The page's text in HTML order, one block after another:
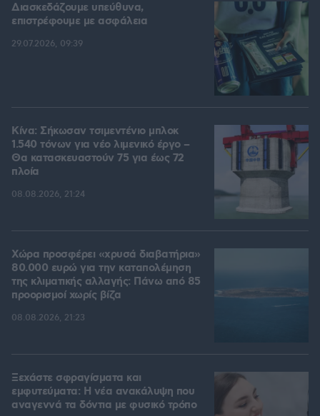
Διασκεδάζουμε υπεύθυνα,
επιστρέφουμε με ασφάλεια
29.07.2026, 09:39
Κίνα: Σήκωσαν τσιμεντένιο μπλοκ
1.540 τόνων για νέο λιμενικό έργο –
Θα κατασκευαστούν 75 για έως 72
πλοία
08.08.2026, 21:24
Χώρα προσφέρει «χρυσά διαβατήρια»
80.000 ευρώ για την καταπολέμηση
της κλιματικής αλλαγής: Πάνω από 85
προορισμοί χωρίς βίζα
08.08.2026, 21:23
Ξεχάστε σφραγίσματα και
εμφυτεύματα: Η νέα ανακάλυψη που
αναγεννά τα δόντια με φυσικό τρόπο